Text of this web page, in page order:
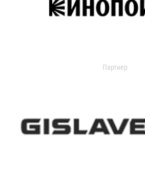
Партнер